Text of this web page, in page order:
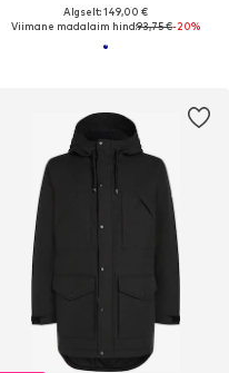
Algselt: 149,00 €
Viimane madalaim hind:93,75 €-20%